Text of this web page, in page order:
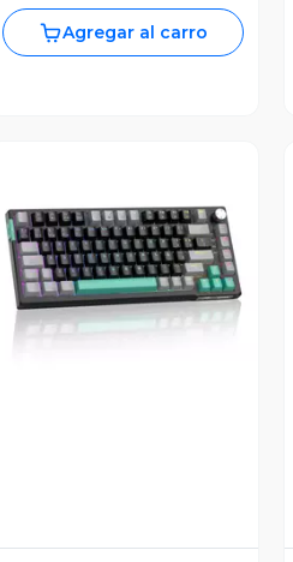
Agregar al carro
Vista Previa